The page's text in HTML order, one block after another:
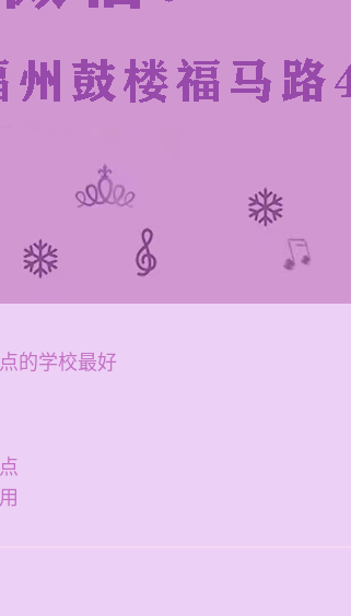
的学校最好